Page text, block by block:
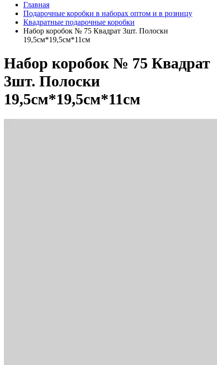
Главная
Подарочные коробки в наборах оптом и в розницу
Квадратные подарочные коробки
Набор коробок № 75 Квадрат 3шт. Полоски
19,5см*19,5см*11см
Набор коробок № 75 Квадрат
3шт. Полоски
19,5см*19,5см*11см